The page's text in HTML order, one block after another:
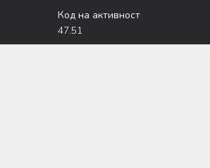
Код на активност
47.51
Настојуваме да бидеме што